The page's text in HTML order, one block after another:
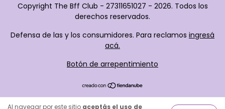
Al navegar por este sitio aceptás el uso de
Copyright The Bff Club - 27311651027 - 2026. Todos los
derechos reservados.
Defensa de las y los consumidores. Para reclamos ingresá
acá.
Botón de arrepentimiento